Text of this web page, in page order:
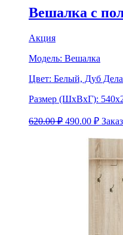
Вешалка с
Акция
Модель: Вешалка
Цвет: Белый, Дуб
Размер (ШхВхГ):
620.00₽ 490.00 ₽